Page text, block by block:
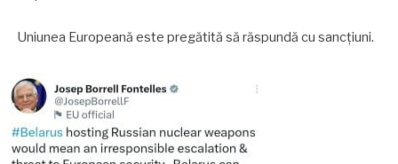
Uniunea Europeană este pregătită să răspundă cu sancțiuni.